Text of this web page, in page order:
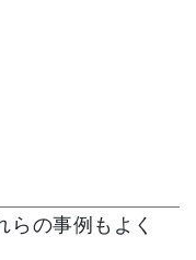
らの事例もよく